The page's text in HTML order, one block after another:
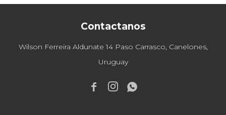
Contactanos
Wilson Ferreira Aldunate 14 Paso Carrasco, Canelones,
Uruguay
  